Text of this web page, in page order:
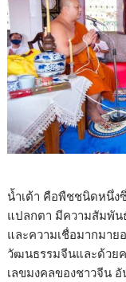
น้ำเต้า คือพืชชนิดหนึ่ง
แปลกตา มีความสัมพัน
และความเชื่อมากมาย
วัฒนธรรมจีนและด้วย
เลขมงคลของชาวจีน